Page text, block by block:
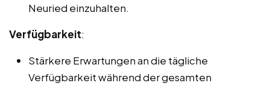
Neuried einzuhalten.
Verfügbarkeit:
Stärkere Erwartungen an die tägliche
Verfügbarkeit während der gesamten